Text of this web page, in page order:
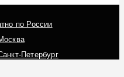
по России
Петербург